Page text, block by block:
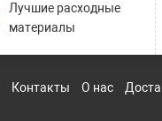
Лучшие расходные
материалы
Контакты О нас